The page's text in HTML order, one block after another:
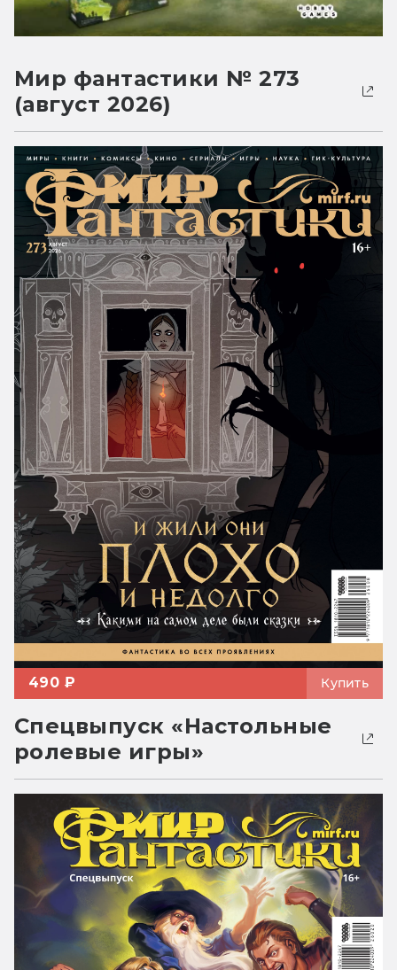
Мир фантастики № 273
(август 2026)
490 ₽ Купить
Спецвыпуск «Настольные
ролевые игры»